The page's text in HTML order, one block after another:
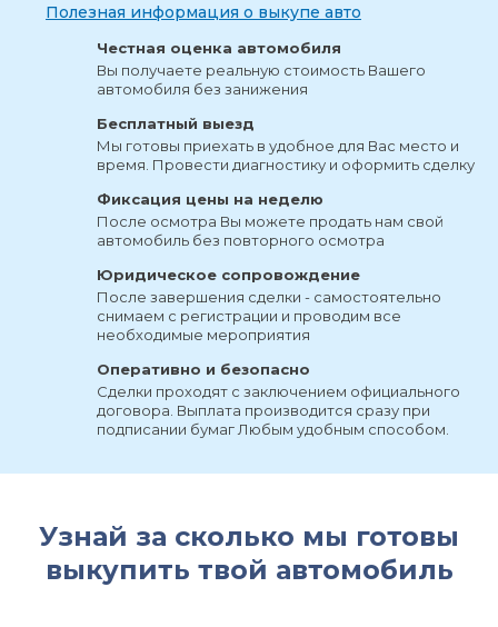
Полезная информация о выкупе авто
Честная оценка автомобиля
Вы получаете реальную стоимость Вашего
автомобиля без занижения
Бесплатный выезд
Мы готовы приехать в удобное для Вас место и
время. Провести диагностику и оформить сделку
Фиксация цены на неделю
После осмотра Вы можете продать нам свой
автомобиль без повторного осмотра
Юридическое сопровождение
После завершения сделки - самостоятельно
снимаем с регистрации и проводим все
необходимые мероприятия
Оперативно и безопасно
Сделки проходят с заключением официального
договора. Выплата производится сразу при
подписании бумаг Любым удобным способом.
Узнай за сколько мы готовы
выкупить твой автомобиль